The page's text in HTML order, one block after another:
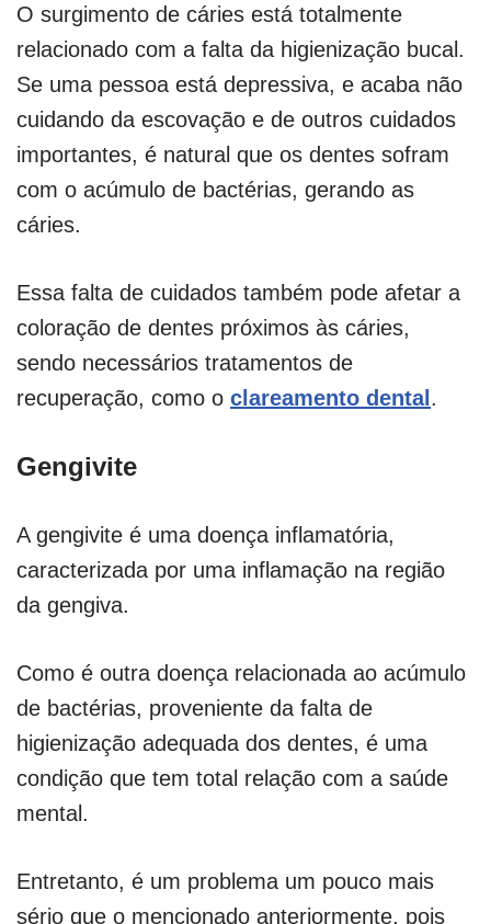
O surgimento de cáries está totalmente
relacionado com a falta da higienização bucal.
Se uma pessoa está depressiva, e acaba não
cuidando da escovação e de outros cuidados
importantes, é natural que os dentes sofram
com o acúmulo de bactérias, gerando as
cáries.
Essa falta de cuidados também pode afetar a
coloração de dentes próximos às cáries,
sendo necessários tratamentos de
recuperação, como o clareamento dental .
Gengivite
A gengivite é uma doença inflamatória,
caracterizada por uma inflamação na região
da gengiva.
Como é outra doença relacionada ao acúmulo
de bactérias, proveniente da falta de
higienização adequada dos dentes, é uma
condição que tem total relação com a saúde
mental.
Entretanto, é um problema um pouco mais
sério que o mencionado anteriormente, pois